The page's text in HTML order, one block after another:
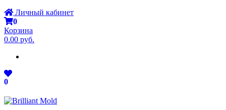
Личный кабинет
0
Корзина
0.00 руб.
0